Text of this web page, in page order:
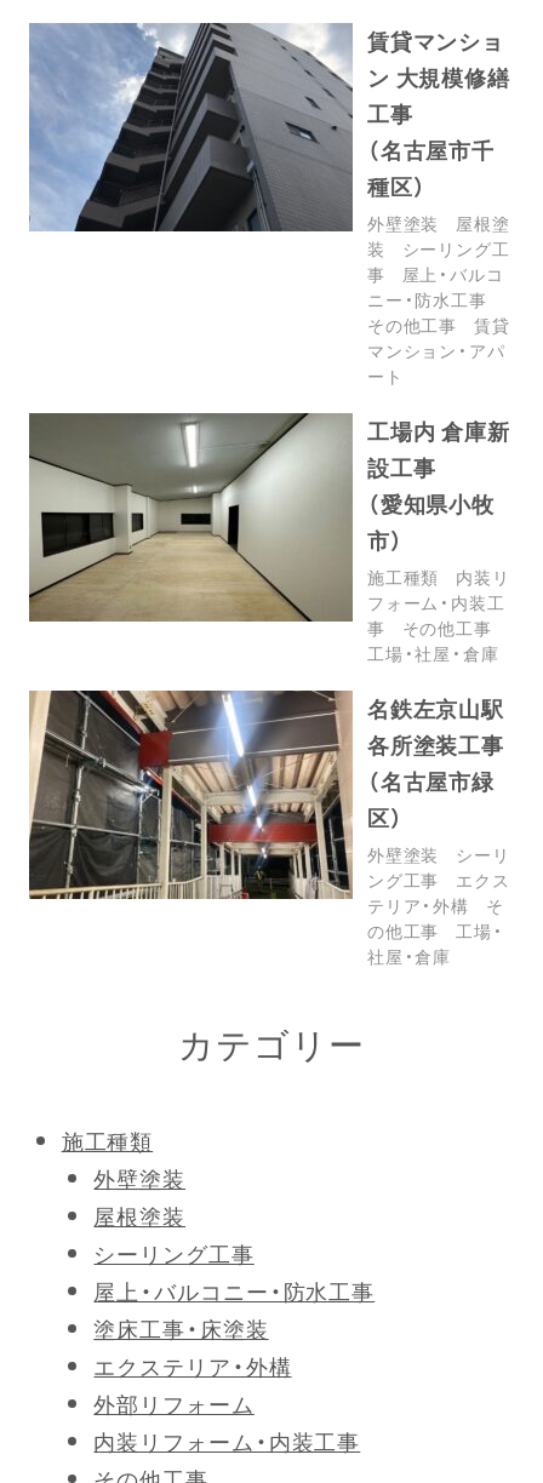
賃貸マンショ
ン 大規模修繕
工事
（名古屋市千
種区）
外壁塗装
屋根塗
装
シーリング工
事
屋上・バルコ
ニー・防水工事
その他工事
賃貸
マンション・アパ
ート
工場内 倉庫新
設工事
（愛知県小牧
市）
施工種類
内装リ
フォーム・内装工
事
その他工事
工場・社屋・倉庫
名鉄左京山駅
各所塗装工事
（名古屋市緑
区）
外壁塗装
シーリ
ング工事
エクス
テリア・外構
そ
の他工事
工場・
社屋・倉庫
カテゴリー
施工種類
外壁塗装
屋根塗装
シーリング工事
屋上・バルコニー・防水工事
塗床工事・床塗装
エクステリア・外構
外部リフォーム
内装リフォーム・内装工事